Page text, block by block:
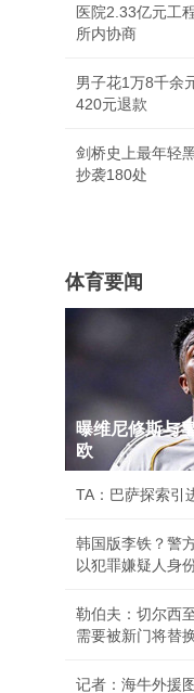
医院2.33亿元工
所内协商
男子花1万8千余
420元退款
剑桥史上最年轻
抄袭180处
体育要闻
曝维尼修斯与
欧
TA：巴萨探索引
韩国版李铁？警
以犯罪嫌疑人身
勒伯夫：切尔西
需要被新门将替
记者：海牛外援